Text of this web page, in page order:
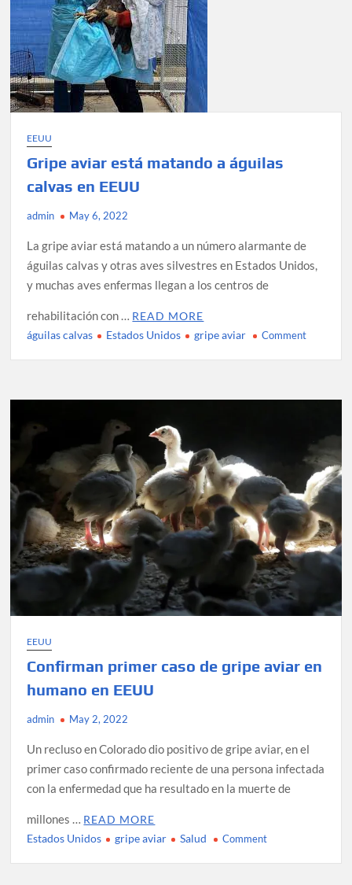
EEUU
Gripe aviar está matando a águilas
calvas en EEUU
admin May 6, 2022
La gripe aviar está matando a un número alarmante de
águilas calvas y otras aves silvestres en Estados Unidos,
y muchas aves enfermas llegan a los centros de
rehabilitación con … READ MORE
águilas calvas
Estados Unidos gripe aviar Commenton
matando
águilas
calvas
en
EEUU
EEUU
Confirman primer caso de gripe aviar en
humano en EEUU
admin May 2, 2022
Un recluso en Colorado dio positivo de gripe aviar, en el
primer caso confirmado reciente de una persona infectada
con la enfermedad que ha resultado en la muerte de
millones … READ MORE
Estados Unidos
gripe aviar Salud Commenton